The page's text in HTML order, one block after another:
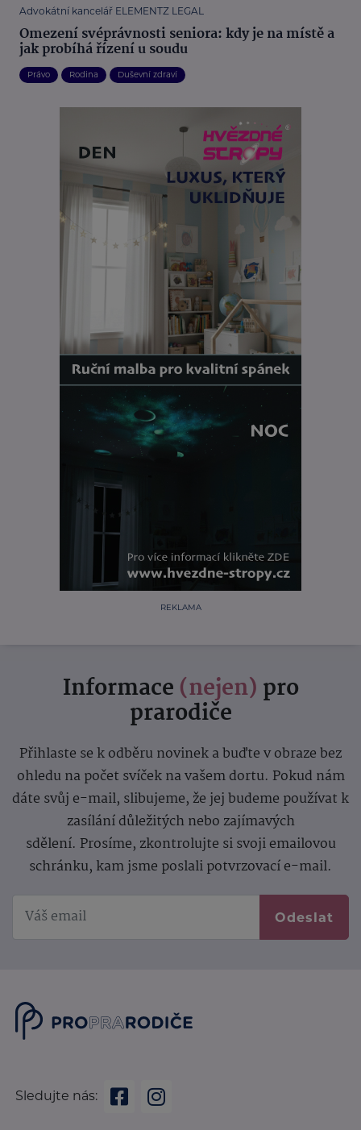
Advokátní kancelář ELEMENTZ LEGAL
Omezení svéprávnosti seniora: kdy je na místě a
jak probíhá řízení u soudu
Právo Rodina Duševní zdraví
REKLAMA
Informace (nejen) pro
prarodiče
Přihlaste se k odběru novinek a buďte v obraze bez
ohledu na počet svíček na vašem dortu. Pokud nám
dáte svůj e-mail, slibujeme, že jej budeme používat k
zasílání důležitých nebo zajímavých
sdělení. Prosíme, zkontrolujte si svoji emailovou
schránku, kam jsme poslali potvrzovací e-mail.
Odeslat
Sledujte nás: